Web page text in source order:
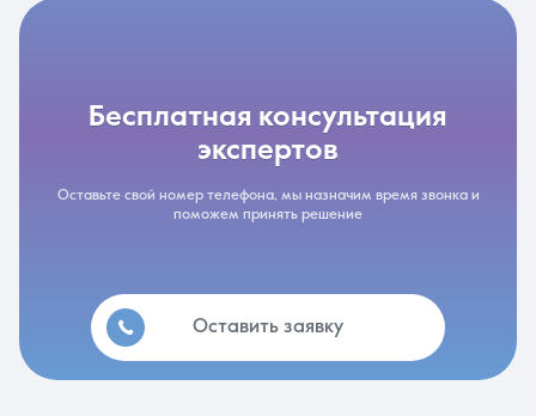
бесплатная консультация
экспертов
Оставьте свой номер телефона, мы назначим время звонка и
поможем принять решение
Оставить заявку